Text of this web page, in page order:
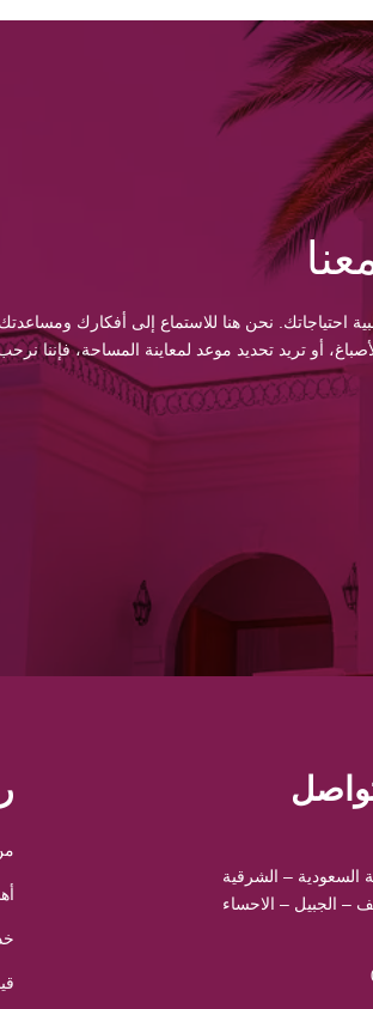
احتياجاتك. نحن هنا للاستماع إلى أفكارك
أو تريد تحديد موعد لمعاينة المساحة، فإننا
السعودية – الشرقية
– الجبيل – الاحساء